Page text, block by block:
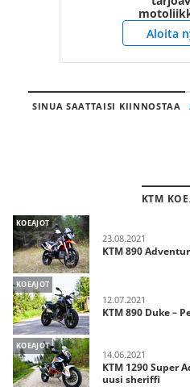
Aloita
SINUA SAATTAISI KIINNOSTAA
KTM
KOEAJOT
23.08.2021
KTM 890
KOEAJOT
12.07.2021
KTM 890 Duke –
KOEAJOT
14.06.2021
KTM 1290 Super
uusi sheriffi